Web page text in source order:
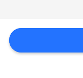
КАРТА